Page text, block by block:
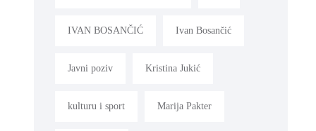
IVAN BOSANČIĆ Ivan Bosančić
Javni poziv Kristina Jukić
kulturu i sport Marija Pakter